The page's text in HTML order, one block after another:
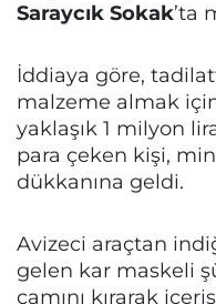
Saraycık Sokak’ta
İddiaya göre,
malzeme almak
yaklaşık 1 milyon
para çeken kişi,
dükkanına geldi.
Avizeci araçtan
gelen kar maskeli
camını kırarak